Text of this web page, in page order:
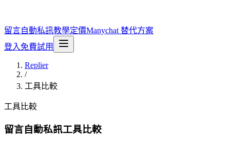
留言自動私訊教學定價Manychat 替代方案
登入 免費試用
Replier
/
工具比較
工具比較
留言自動私訊工具比較